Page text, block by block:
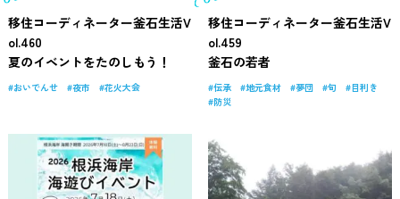
移住コーディネーター釜石生活V
ol.460
夏のイベントをたのしもう！
おいでんせ 夜市 花火大会
移住コーディネーター釜石生活V
ol.459
釜石の若者
伝承 地元食材 夢団 旬
目利き
防災